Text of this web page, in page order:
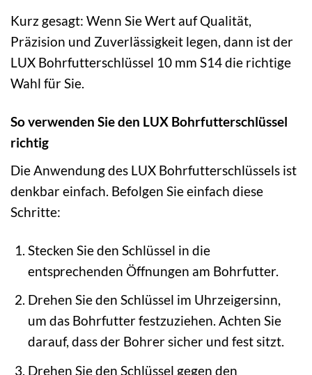
Kurz gesagt: Wenn Sie Wert auf Qualität,
Präzision und Zuverlässigkeit legen, dann ist der
LUX Bohrfutterschlüssel 10 mm S14 die richtige
Wahl für Sie.
So verwenden Sie den LUX Bohrfutterschlüssel
richtig
Die Anwendung des LUX Bohrfutterschlüssels ist
denkbar einfach. Befolgen Sie einfach diese
Schritte:
Stecken Sie den Schlüssel in die
entsprechenden Öffnungen am Bohrfutter.
Drehen Sie den Schlüssel im Uhrzeigersinn,
um das Bohrfutter festzuziehen. Achten Sie
darauf, dass der Bohrer sicher und fest sitzt.
Drehen Sie den Schlüssel gegen den